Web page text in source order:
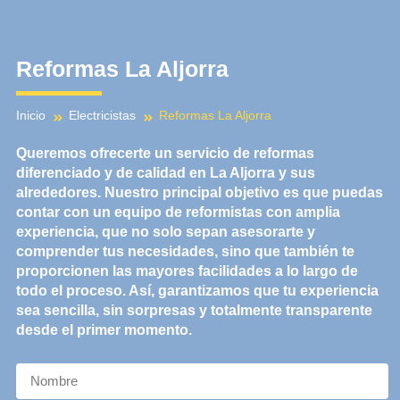
Reformas La Aljorra
Inicio Electricistas Reformas La Aljorra
Queremos ofrecerte un servicio de reformas
diferenciado y de calidad en La Aljorra y sus
alrededores. Nuestro principal objetivo es que puedas
contar con un equipo de reformistas con amplia
experiencia, que no solo sepan asesorarte y
comprender tus necesidades, sino que también te
proporcionen las mayores facilidades a lo largo de
todo el proceso. Así, garantizamos que tu experiencia
sea sencilla, sin sorpresas y totalmente transparente
desde el primer momento.
N